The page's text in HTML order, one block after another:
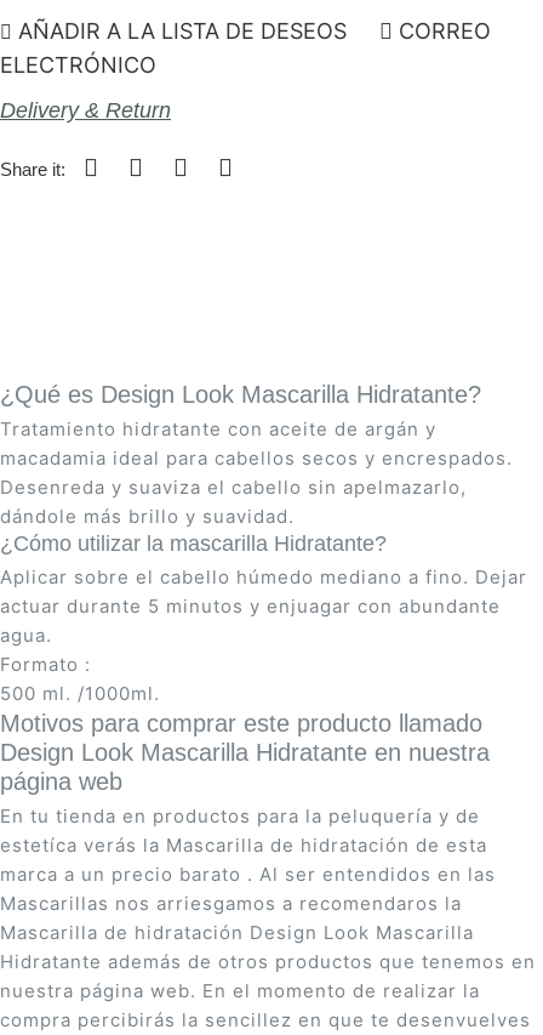
AÑADIR A LA LISTA DE DESEOS
CORREO
ELECTRÓNICO
Delivery & Return
Share it:
¿Qué es Design Look Mascarilla Hidratante?
Tratamiento hidratante con aceite de argán y
macadamia ideal para cabellos secos y encrespados.
Desenreda y suaviza el cabello sin apelmazarlo,
dándole más brillo y suavidad.
¿Cómo utilizar la mascarilla Hidratante?
Aplicar sobre el cabello húmedo mediano a fino. Dejar
actuar durante 5 minutos y enjuagar con abundante
agua.
Formato :
500 ml. /1000ml.
Motivos para comprar este producto llamado
Design Look Mascarilla Hidratante en nuestra
página web
En tu tienda en productos para la peluquería y de
estetíca verás la Mascarilla de hidratación de esta
marca a un precio barato . Al ser entendidos en las
Mascarillas nos arriesgamos a recomendaros la
Mascarilla de hidratación Design Look Mascarilla
Hidratante además de otros productos que tenemos en
nuestra página web. En el momento de realizar la
compra percibirás la sencillez en que te desenvuelves